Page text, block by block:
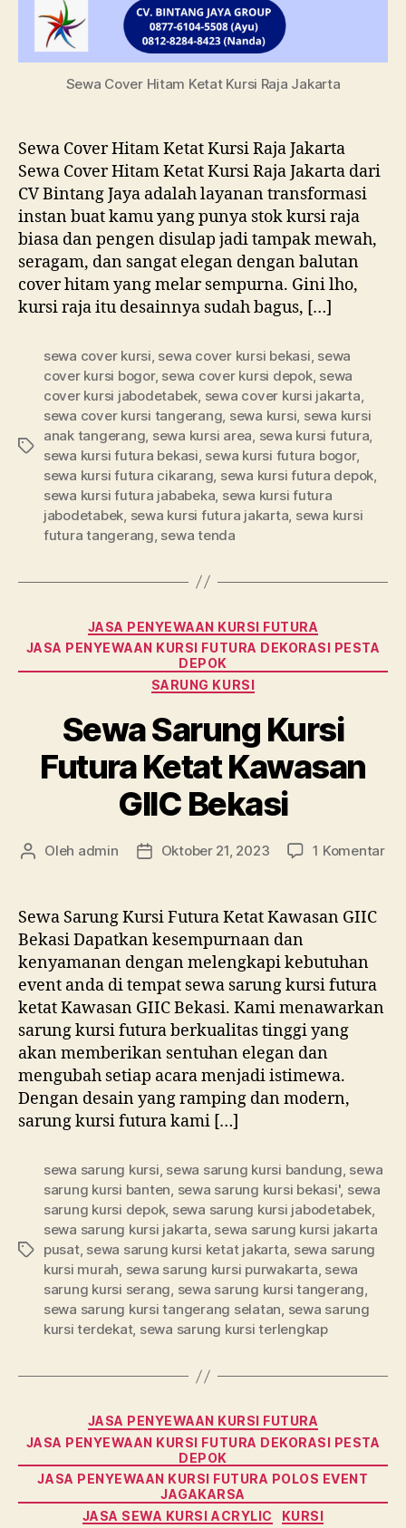
Sewa Cover Hitam Ketat Kursi Raja Jakarta
Sewa Cover Hitam Ketat Kursi Raja Jakarta
Sewa Cover Hitam Ketat Kursi Raja Jakarta dari
CV Bintang Jaya adalah layanan transformasi
instan buat kamu yang punya stok kursi raja
biasa dan pengen disulap jadi tampak mewah,
seragam, dan sangat elegan dengan balutan
cover hitam yang melar sempurna. Gini lho,
kursi raja itu desainnya sudah bagus, […]
Tag
sewa cover kursi sewa cover kursi bekasi sewa
cover kursi bogor, sewa cover kursi depok, sewa
cover kursi jabodetabek sewa cover kursi jakarta
sewa cover kursi tangerang sewa kursi sewa kursi
anak tangerang sewa kursi area sewa kursi futura
sewa kursi futura bekasi sewa kursi futura bogor,
sewa kursi futura cikarang sewa kursi futura depok
sewa kursi futura jababeka sewa kursi futura
jabodetabek sewa kursi futura jakarta sewa kursi
futura tangerang sewa tenda
Kategori
JASA PENYEWAAN KURSI FUTURA
JASA PENYEWAAN KURSI FUTURA DEKORASI PESTA
DEPOK
SARUNG KURSI
Sewa Sarung Kursi
Futura Ketat Kawasan
GIIC Bekasi
Penulis
Oleh admin
Tanggal
Oktober 21, 2023 1 Komentar
Sewa Sarung Kursi Futura Ketat Kawasan GIIC
Bekasi Dapatkan kesempurnaan dan
kenyamanan dengan melengkapi kebutuhan
event anda di tempat sewa sarung kursi futura
ketat Kawasan GIIC Bekasi. Kami menawarkan
sarung kursi futura berkualitas tinggi yang
akan memberikan sentuhan elegan dan
mengubah setiap acara menjadi istimewa.
Dengan desain yang ramping dan modern,
sarung kursi futura kami […]
Tag
sewa sarung kursi, sewa sarung kursi bandung, sewa
sarung kursi banten, sewa sarung kursi bekasi', sewa
sarung kursi depok, sewa sarung kursi jabodetabek,
sewa sarung kursi jakarta, sewa sarung kursi jakarta
pusat, sewa sarung kursi ketat jakarta, sewa sarung
kursi murah, sewa sarung kursi purwakarta, sewa
sarung kursi serang, sewa sarung kursi tangerang,
sewa sarung kursi tangerang selatan, sewa sarung
kursi terdekat, sewa sarung kursi terlengkap
Kategori
JASA PENYEWAAN KURSI FUTURA
JASA PENYEWAAN KURSI FUTURA DEKORASI PESTA
DEPOK
JASA PENYEWAAN KURSI FUTURA POLOS EVENT
JAGAKARSA
JASA SEWA KURSI ACRYLIC
KURSI